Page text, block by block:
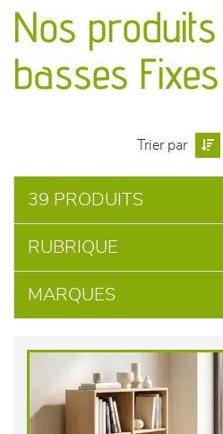
séjours
meubles de complément
literie
décoration
Nos produits
basses Fixes
Trier par
39 PRODUITS
RUBRIQUE
MARQUES